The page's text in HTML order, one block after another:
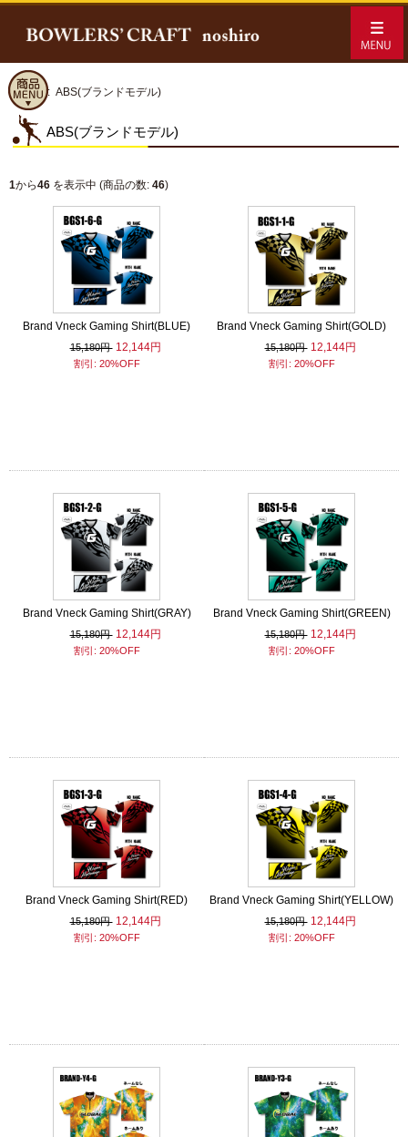
ホーム:: ABS(ブランドモデル)
ABS(ブランドモデル)
1から46 を表示中 (商品の数: 46)
Brand Vneck Gaming Shirt(BLUE)
15,180円 12,144円
割引: 20%OFF
Brand Vneck Gaming Shirt(GOLD)
15,180円 12,144円
割引: 20%OFF
Brand Vneck Gaming Shirt(GRAY)
15,180円 12,144円
割引: 20%OFF
Brand Vneck Gaming Shirt(GREEN)
15,180円 12,144円
割引: 20%OFF
Brand Vneck Gaming Shirt(RED)
15,180円 12,144円
割引: 20%OFF
Brand Vneck Gaming Shirt(YELLOW)
15,180円 12,144円
割引: 20%OFF